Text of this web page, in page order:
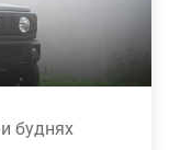
буднях